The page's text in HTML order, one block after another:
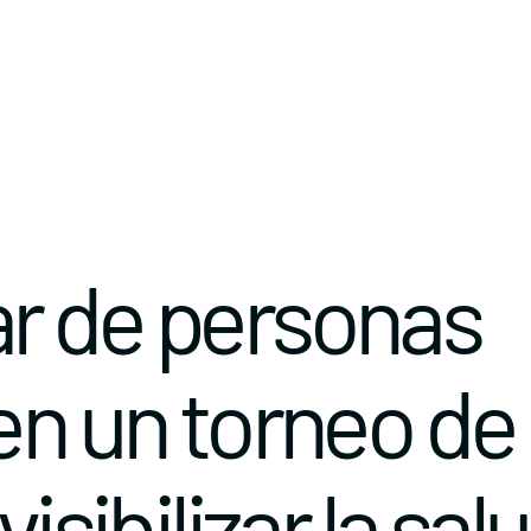
de personas
un torneo de